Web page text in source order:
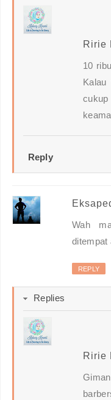
Ririe
10
Reply
Wah
ditempat
REPLY
Replies
Ririe